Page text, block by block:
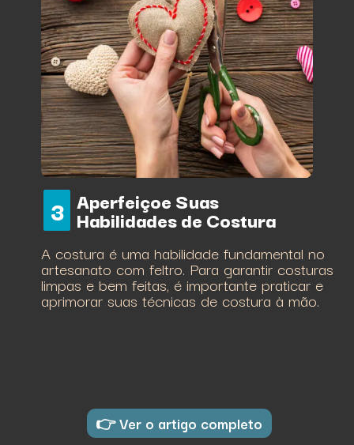
A costura é uma habilidade fundamental no
artesanato com feltro. Para garantir costuras
limpas e bem feitas, é importante praticar e
aprimorar suas técnicas de costura à mão.
Aperfeiçoe Suas
Habilidades de Costura
3
👉 Ver o artigo completo